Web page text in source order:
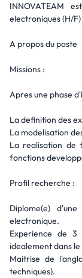
INNOVATEAM
electroniques (H/F)
A propos du poste
Missions :
Apres une phase
La definition des
La modelisation
La realisation de
fonctions
Profil recherche :
Diplome(e)
electronique.
Experience de
idealement dans
Maitrise de
techniques).